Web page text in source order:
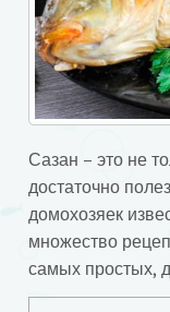
Сазан – это не
достаточно
домохозяек
множество
самых простых,